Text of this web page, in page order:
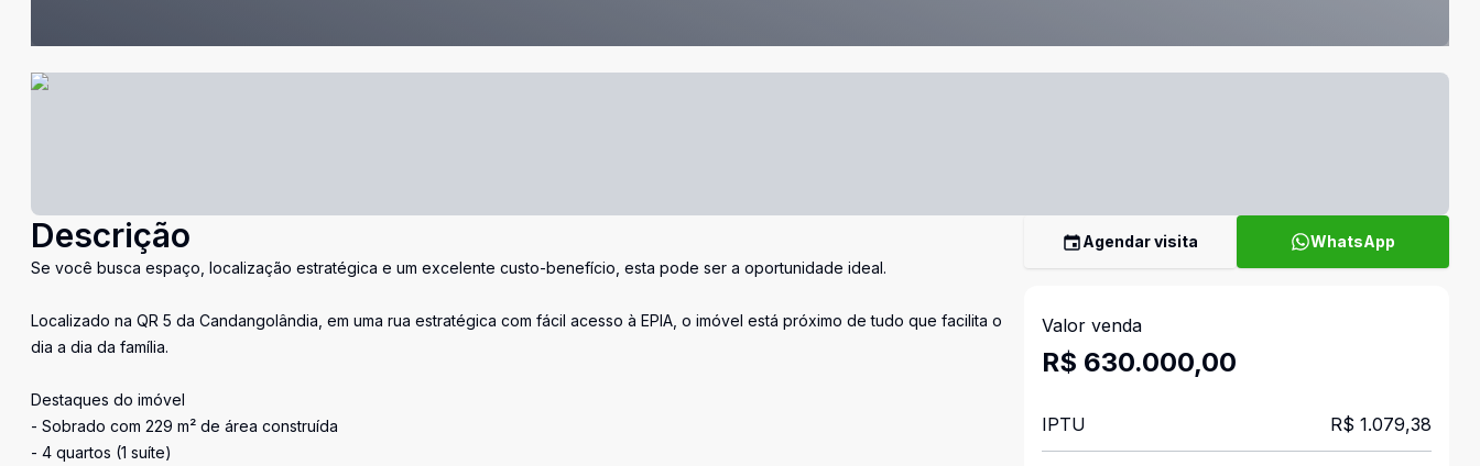
Descrição
Se você busca espaço, localização estratégica e um excelente custo-benefício, esta pode ser a oportunidade ideal.
Localizado na QR 5 da Candangolândia, em uma rua estratégica com fácil acesso à EPIA, o imóvel está próximo de tudo que facilita o
dia a dia da família.
Destaques do imóvel
- Sobrado com 229 m² de área construída
- 4 quartos (1 suíte)
Agendar visita WhatsApp
Valor venda
R$ 630.000,00
IPTU R$ 1.079,38